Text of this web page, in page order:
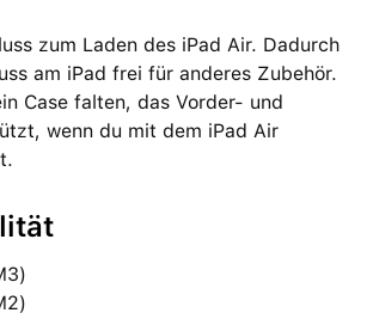
zum Laden des iPad Air. Dadurch
am iPad frei für anderes Zubehör.
Case falten, das Vorder‑ und
wenn du mit dem iPad Air